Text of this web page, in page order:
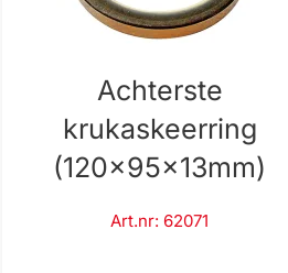
Achterste
krukaskeerring
(120x95x13mm)
Art.nr: 62071